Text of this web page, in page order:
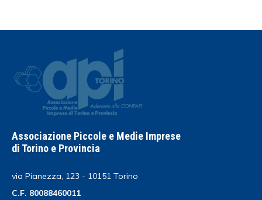
Associazione Piccole e Medie Imprese
di Torino e Provincia
via Pianezza, 123 - 10151 Torino
C.F. 80088460011